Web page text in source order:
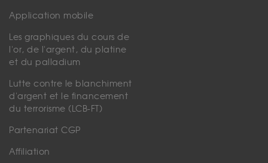
Application mobile
Les graphiques du cours de
l'or, de l'argent, du platine
et du palladium
Lutte contre le blanchiment
d'argent et le financement
du terrorisme (LCB-FT)
Partenariat CGP
Affiliation